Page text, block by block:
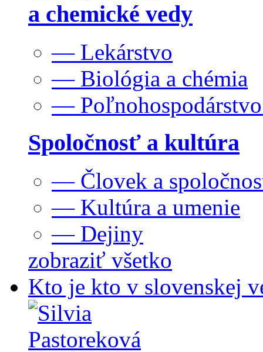
a chemické vedy
— Lekárstvo
— Biológia a chémia
—
Spoločnosť a kultúra
— Človek a
— Kultúra a umenie
— Dejiny
zobraziť všetko
Kto je kto v slovenskej